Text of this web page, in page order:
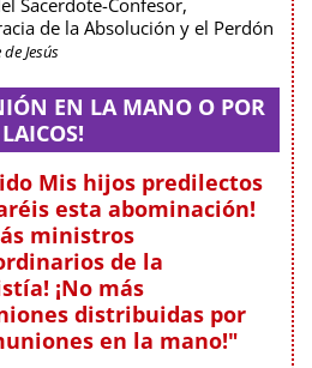
Sacerdote-Confesor,
de la Absolución y el Perdón
Jesús
EN LA MANO O POR
LAICOS!
Mis hijos predilectos
esta abominación!
ministros
de la
¡No más
distribuidas por
en la mano!"